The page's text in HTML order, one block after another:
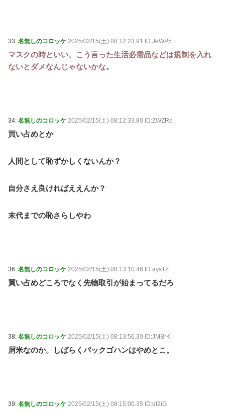
33: 名無しのコロッケ 2025/02/15(土) 08:12:23.91 ID:JeWP5
マスクの時といい、こう言った生活必需品などは規制を入れ
ないとダメなんじゃないかな。
34: 名無しのコロッケ 2025/02/15(土) 08:12:33.80 ID:ZWZRe
買い占めとか
人間として恥ずかしくないんか？
自分さえ良ければええんか？
末代までの恥さらしやわ
36: 名無しのコロッケ 2025/02/15(土) 08:13:10.46 ID:aysTZ
買い占めどころでなく先物取引が始まってるだろ
38: 名無しのコロッケ 2025/02/15(土) 08:13:56.30 ID:JMBrK
屑米なのか。しばらくパックゴハンはやめとこ。
39: 名無しのコロッケ 2025/02/15(土) 08:15:00.35 ID:qf2iG